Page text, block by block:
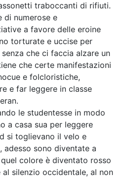
traboccanti di rifiuti.
di numerose e
a favore delle eroine
torturate e uccise per
che ci faccia alzare un
che certe manifestazioni
e folcloristiche,
e far leggere in classe
le studentesse in modo
a casa sua per leggere
si toglievano il velo e
adesso sono diventate a
colore è diventato rosso
al silenzio occidentale, al non